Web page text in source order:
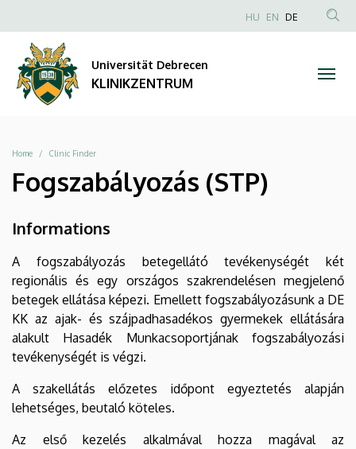
KLINIKZENTRUM
zum
Inhalt
Anonim
HU EN DE
Universität Debrecen
KLINIKZENTRUM
Breadcrumb
Home Clinic Finder
Fogszabályozás (STP)
Informations
A fogszabályozás betegellátó tevékenységét két
regionális és egy országos szakrendelésen megjelenő
betegek ellátása képezi. Emellett fogszabályozásunk a DE
KK az ajak- és szájpadhasadékos gyermekek ellátására
alakult Hasadék Munkacsoportjának fogszabályozási
tevékenységét is végzi.
A szakellátás előzetes időpont egyeztetés alapján
lehetséges, beutaló köteles.
Az első kezelés alkalmával hozza magával az